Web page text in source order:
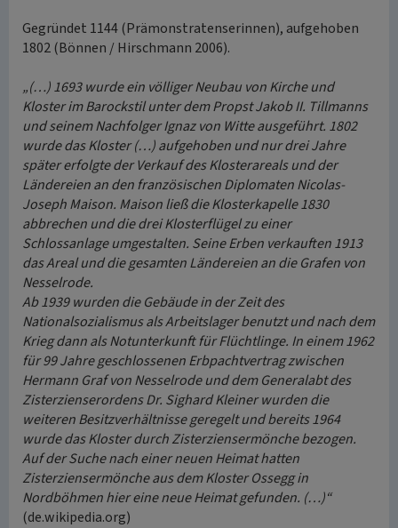
Gegründet 1144 (Prämonstratenserinnen), aufgehoben
1802 (Bönnen / Hirschmann 2006).
„(…) 1693 wurde ein völliger Neubau von Kirche und
Kloster im Barockstil unter dem Propst Jakob II. Tillmanns
und seinem Nachfolger Ignaz von Witte ausgeführt. 1802
wurde das Kloster (…) aufgehoben und nur drei Jahre
später erfolgte der Verkauf des Klosterareals und der
Ländereien an den französischen Diplomaten Nicolas-
Joseph Maison. Maison ließ die Klosterkapelle 1830
abbrechen und die drei Klosterflügel zu einer
Schlossanlage umgestalten. Seine Erben verkauften 1913
das Areal und die gesamten Ländereien an die Grafen von
Nesselrode.
Ab 1939 wurden die Gebäude in der Zeit des
Nationalsozialismus als Arbeitslager benutzt und nach dem
Krieg dann als Notunterkunft für Flüchtlinge. In einem 1962
für 99 Jahre geschlossenen Erbpachtvertrag zwischen
Hermann Graf von Nesselrode und dem Generalabt des
Zisterzienserordens Dr. Sighard Kleiner wurden die
weiteren Besitzverhältnisse geregelt und bereits 1964
wurde das Kloster durch Zisterziensermönche bezogen.
Auf der Suche nach einer neuen Heimat hatten
Zisterziensermönche aus dem Kloster Ossegg in
Nordböhmen hier eine neue Heimat gefunden. (…)“
(de.wikipedia.org)